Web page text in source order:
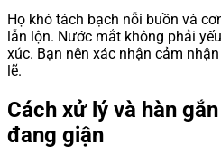
Họ khó tách bạch nỗi buồn và
lẫn lộn. Nước mắt không phải
xúc. Bạn nên xác nhận cảm
lẽ.
Cách xử lý và hàn
đang giận